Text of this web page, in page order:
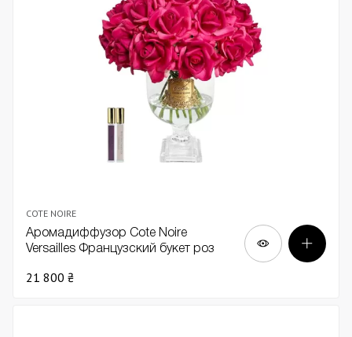
COTE NOIRE
Аромадиффузор Cote Noire
Versailles Французский букет роз
21 800 ₴